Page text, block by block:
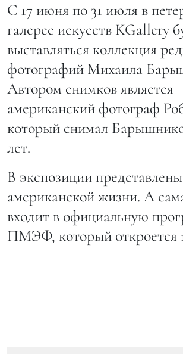
С 17 июня по 31 июля в
галерее искусств KGallery
выставляться коллекция
фотографий Михаила
Автором снимков является
американский фотограф
который снимал
лет.
В экспозиции
американской жизни. А
входит в официальную
ПМЭФ, который откроется